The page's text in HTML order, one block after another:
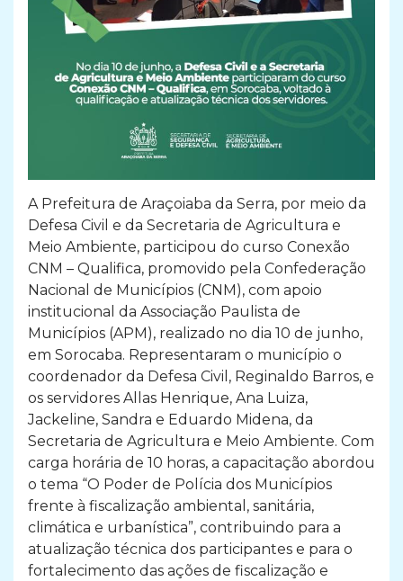
A Prefeitura de Araçoiaba da Serra, por meio da
Defesa Civil e da Secretaria de Agricultura e
Meio Ambiente, participou do curso Conexão
CNM – Qualifica, promovido pela Confederação
Nacional de Municípios (CNM), com apoio
institucional da Associação Paulista de
Municípios (APM), realizado no dia 10 de junho,
em Sorocaba. Representaram o município o
coordenador da Defesa Civil, Reginaldo Barros, e
os servidores Allas Henrique, Ana Luiza,
Jackeline, Sandra e Eduardo Midena, da
Secretaria de Agricultura e Meio Ambiente. Com
carga horária de 10 horas, a capacitação abordou
o tema “O Poder de Polícia dos Municípios
frente à fiscalização ambiental, sanitária,
climática e urbanística”, contribuindo para a
atualização técnica dos participantes e para o
fortalecimento das ações de fiscalização e